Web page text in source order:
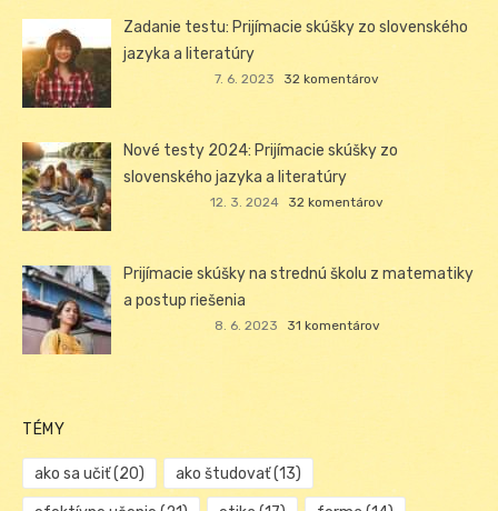
Zadanie testu: Prijímacie skúšky zo slovenského
jazyka a literatúry
7. 6. 2023 32 komentárov
Nové testy 2024: Prijímacie skúšky zo
slovenského jazyka a literatúry
12. 3. 2024 32 komentárov
Prijímacie skúšky na strednú školu z matematiky
a postup riešenia
8. 6. 2023 31 komentárov
TÉMY
ako sa učiť(20) ako študovať(13)